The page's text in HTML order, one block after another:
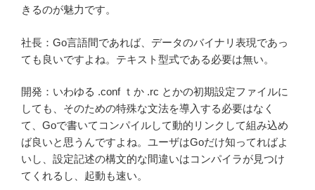
きるのが魅力です。
社長：Go言語間であれば、データのバイナリ表現であっ
ても良いですよね。テキスト型式である必要は無い。
開発：いわゆる .conf ｔか .rc とかの初期設定ファイルに
しても、そのための特殊な文法を導入する必要はなく
て、Goで書いてコンパイルして動的リンクして組み込め
ば良いと思うんですよね。ユーザはGoだけ知ってればよ
いし、設定記述の構文的な間違いはコンパイラが見つけ
てくれるし、起動も速い。